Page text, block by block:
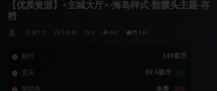
【优质资源】<主城大厅>-海岛样式-骷髅头主题-存
档
主城大厅 5 年前 0 482 币 149
靓仔 149星币
贵宾 89.4星币 6折
赞助商 免费 推荐